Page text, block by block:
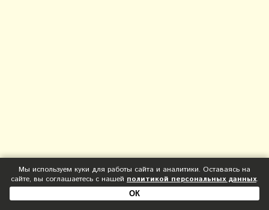
Мы используем куки для работы сайта и аналитики. Оставаясь на
сайте, вы соглашаетесь с нашей политикой персональных данных.
ОК